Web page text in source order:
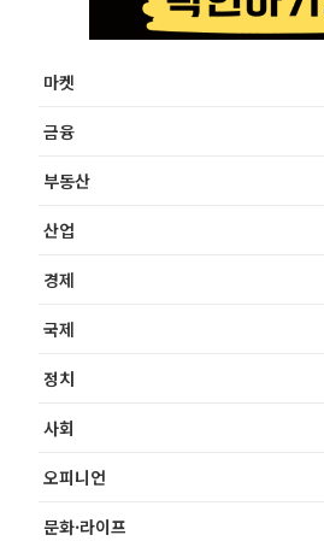
마켓
금융
부동산
산업
경제
국제
정치
사회
오피니언
문화·라이프